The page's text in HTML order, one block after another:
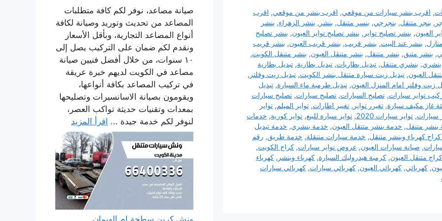
, اقرب بنشر سيارات من موقعي, اقرب بنشر من موقعي, اقرب
, بنجر متنقل, بنجرجي, بنسر متنقل, بنشر , بنشر الزهراء, بنشر
العيون, بنشر تصليح تواير , بنشر تصليح تواير العيون, بنشر تصليح
, بنشر عند البيت, بنشر قريب, بنشر قريب العيون, بنشر قريب
, بنشر متنق, بنشر متنقل, بنشر متنقل العيون, بنشر متنقل الكويت,
بنشري, بنشري متنقل, تبديل بطاريات, تبديل بطارية, تبديل بطارية
العيون, تبديل زيت سيارة متنقل بنشر الكويت, تبديل زيت وفلتر ,
زيت وفلتر امام المنزل العيون, تبديل طرمبة ماء السيارة, تبديل
تواير سيارات, تصليح السيارات, تصليح سيارات, تصليح سيارات
غاز مكيف سيارة, تغيرر تواير , تغيير اطارات, تواير الميلم, تواير
سيارات, تواير سيارات 2020 , تواير سيارة للبيع, تواير كورية, خدمات
بنشر متنقل, خدمة بنشر متنقل العيون, خدمة بنشري, خدمة تبديل
كراج كهرباء وبنشر متنقل, خدمة سيارات متنقلة, خدمة طريق, رقم
, صيانة سيارات العيون, عروض تواير سيارات, كراج الكويت,
كراج متنقل العيون, كرمبة هيدروليك السيارة, كهرباء وبنشر , كهرباء
, كهربائي, كهربائي العيون, كهربائي سيارات, كهربائي سيارات
صيانة مصاعد، نوفر لكم كافة متطلبات
المصاعد من تحديث وتوريد وصيانة لكافة
أنواع المصاعد التجارية، وبأقل الأسعار
ونقدم لكم ضمان على التركيب يصل إلى
١٠ سنوات، من خلال أفضل فنيين صيانة
مصاعد في الكويت لديهم خبرة عريقة
في تركيب المصاعد بكافة أنواعها،
ويقومون بصيانة الاسانسيرات وتصليحها
بمعدات وتقنيات حديثة تواكب العصر،
لنوفر لكم خدمة جيدة ... اقرأ المزيد
ونش كرين سطحة ام الهيمان